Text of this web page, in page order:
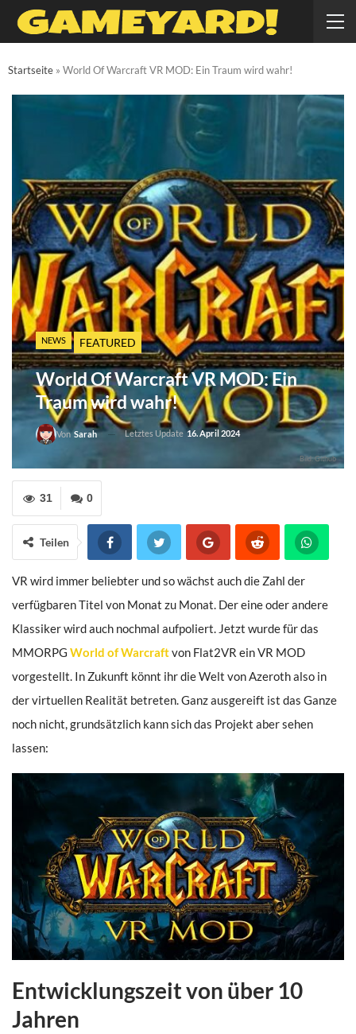
Startseite » World Of Warcraft VR MOD: Ein Traum wird wahr!
NEWS FEATURED
World Of Warcraft VR MOD: Ein
Traum wird wahr!
VonSarah Letztes Update 16. April 2024
Bild: Github
0
31
Teilen
VR wird immer beliebter und so wächst auch die Zahl der
verfügbaren Titel von Monat zu Monat. Der eine oder andere
Klassiker wird auch nochmal aufpoliert. Jetzt wurde für das
MMORPG World of Warcraftvon Flat2VR ein VR MOD
vorgestellt. In Zukunft könnt ihr die Welt von Azeroth also in
der virtuellen Realität betreten. Ganz ausgereift ist das Ganze
noch nicht, grundsätzlich kann sich das Projekt aber sehen
lassen:
Entwicklungszeit von über 10
Jahren